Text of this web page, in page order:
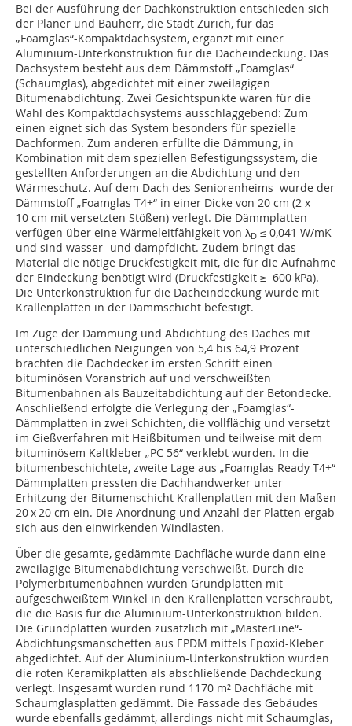
Bei der Ausführung der Dachkonstruktion entschieden sich
der Planer und Bauherr, die Stadt Zürich, für das
„Foamglas“-Kompaktdachsystem, ergänzt mit einer
Aluminium-Unterkonstruktion für die Dacheindeckung. Das
Dachsystem besteht aus dem Dämmstoff „Foamglas“
(Schaumglas), abgedichtet mit einer zweilagigen
Bitumenabdichtung. Zwei Gesichtspunkte waren für die
Wahl des Kompaktdachsystems ausschlaggebend: Zum
einen eignet sich das System besonders für spezielle
Dachformen. Zum anderen erfüllte die Dämmung, in
Kombination mit dem speziellen Befestigungssystem, die
gestellten Anforderungen an die Abdichtung und den
Wärmeschutz. Auf dem Dach des Seniorenheims wurde der
Dämmstoff „Foamglas T4+“ in einer Dicke von 20 cm (2 x
10 cm mit versetzten Stößen) verlegt. Die Dämmplatten
verfügen über eine Wärmeleitfähigkeit von λD ≤ 0,041 W/mK
und sind wasser- und dampfdicht. Zudem bringt das
Material die nötige Druckfestigkeit mit, die für die Aufnahme
der Eindeckung benötigt wird (Druckfestigkeit ≥ 600 kPa).
Die Unterkonstruktion für die Dacheindeckung wurde mit
Krallenplatten in der Dämmschicht befestigt.
Im Zuge der Dämmung und Abdichtung des Daches mit
unterschiedlichen Neigungen von 5,4 bis 64,9 Prozent
brachten die Dachdecker im ersten Schritt einen
bituminösen Voranstrich auf und verschweißten
Bitumenbahnen als Bauzeitabdichtung auf der Betondecke.
Anschließend erfolgte die Verlegung der „Foamglas“-
Dämmplatten in zwei Schichten, die vollflächig und versetzt
im Gießverfahren mit Heißbitumen und teilweise mit dem
bituminösem Kaltkleber „PC 56“ verklebt wurden. In die
bitumenbeschichtete, zweite Lage aus „Foamglas Ready T4+“
Dämmplatten pressten die Dachhandwerker unter
Erhitzung der Bitumenschicht Krallenplatten mit den Maßen
20 x 20 cm ein. Die Anordnung und Anzahl der Platten ergab
sich aus den einwirkenden Windlasten.
Über die gesamte, gedämmte Dachfläche wurde dann eine
zweilagige Bitumenabdichtung verschweißt. Durch die
Polymerbitumenbahnen wurden Grundplatten mit
aufgeschweißtem Winkel in den Krallenplatten verschraubt,
die die Basis für die Aluminium-Unterkonstruktion bilden.
Die Grundplatten wurden zusätzlich mit „MasterLine“-
Abdichtungsmanschetten aus EPDM mittels Epoxid-Kleber
abgedichtet. Auf der Aluminium-Unterkonstruktion wurden
die roten Keramikplatten als abschließende Dachdeckung
verlegt. Insgesamt wurden rund 1170 m² Dachfläche mit
Schaumglasplatten gedämmt. Die Fassade des Gebäudes
wurde ebenfalls gedämmt, allerdings nicht mit Schaumglas,